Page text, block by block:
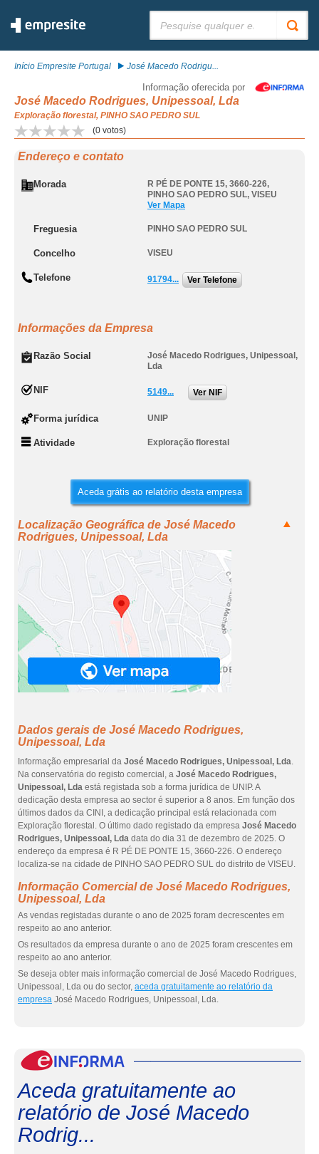
Início Empresite Portugal José Macedo Rodrigu...
Informação oferecida por
José Macedo Rodrigues, Unipessoal, Lda
Exploração florestal, PINHO SAO PEDRO SUL
(0 votos)
Endereço e contato
Morada R PÉ DE PONTE 15, 3660-226,
PINHO SAO PEDRO SUL, VISEU
Ver Mapa
Freguesia PINHO SAO PEDRO SUL
Concelho VISEU
Telefone 91794... Ver Telefone
Informações da Empresa
Razão Social
José Macedo Rodrigues, Unipessoal,
Lda
NIF 5149... Ver NIF
Forma jurídica UNIP
Atividade Exploração florestal
Aceda grátis ao relatório desta empresa
Localização Geográfica de José Macedo
Rodrigues, Unipessoal, Lda
Dados gerais de José Macedo Rodrigues,
Unipessoal, Lda
Informação empresarial da José Macedo Rodrigues, Unipessoal, Lda.
Na conservatória do registo comercial, a José Macedo Rodrigues,
Unipessoal, Lda está registada sob a forma jurídica de UNIP. A
dedicação desta empresa ao sector é superior a 8 anos. Em função dos
últimos dados da CINI, a dedicação principal está relacionada com
Exploração florestal. O último dado registado da empresa José Macedo
Rodrigues, Unipessoal, Lda data do dia 31 de dezembro de 2025. O
endereço da empresa é R PÉ DE PONTE 15, 3660-226. O endereço
localiza-se na cidade de PINHO SAO PEDRO SUL do distrito de VISEU.
Informação Comercial de José Macedo Rodrigues,
Unipessoal, Lda
As vendas registadas durante o ano de 2025 foram decrescentes em
respeito ao ano anterior.
Os resultados da empresa durante o ano de 2025 foram crescentes em
respeito ao ano anterior.
Se deseja obter mais informação comercial de José Macedo Rodrigues,
Unipessoal, Lda ou do sector, aceda gratuitamente ao relatório da
empresa José Macedo Rodrigues, Unipessoal, Lda.
Aceda gratuitamente ao
relatório de José Macedo
Rodrig...